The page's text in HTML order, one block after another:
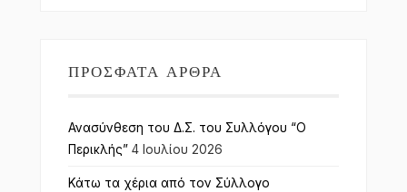
ΠΡΌΣΦΑΤΑ ΆΡΘΡΑ
Ανασύνθεση του Δ.Σ. του Συλλόγου “Ο
Περικλής” 4 Ιουλίου 2026
Κάτω τα χέρια από τον Σύλλογο